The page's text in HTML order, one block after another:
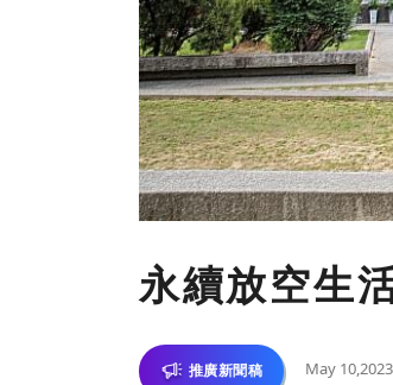
永續放空生
推廣新聞稿 May 10,2023